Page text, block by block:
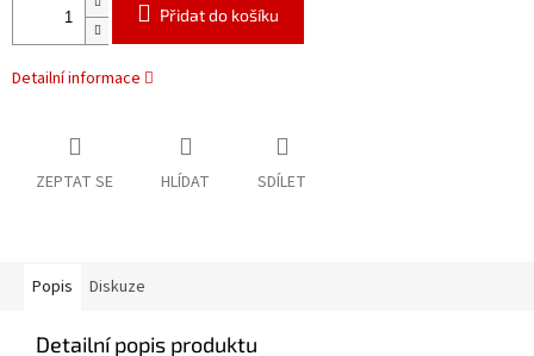
Přidat do košíku
Detailní informace
ZEPTAT SE HLÍDAT SDÍLET
Popis Diskuze
Detailní popis produktu